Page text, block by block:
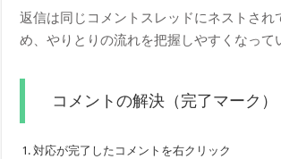
返信は同じコメントスレッドにネストされ
め、やりとりの流れを把握しやすくなって
コメントの解決（完了マーク）
対応が完了したコメントを右クリック